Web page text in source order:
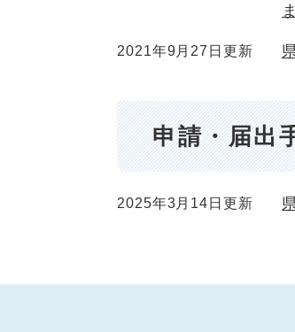
2021年9月27日更新
申請・届出
2025年3月14日更新